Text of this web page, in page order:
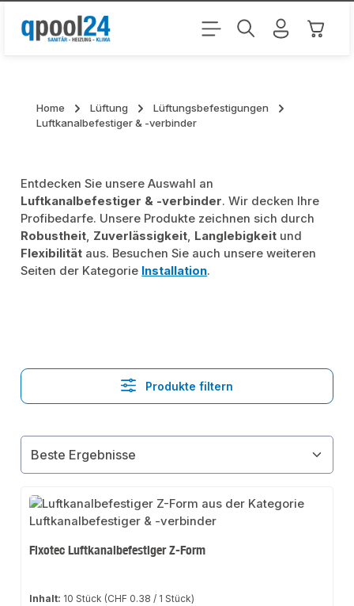
Zum Hauptinhalt springen
Home Lüftung
Lüftungsbefestigungen
Luftkanalbefestiger & -verbinder
Entdecken Sie unsere Auswahl an
Luftkanalbefestiger & -verbinder. Wir decken Ihre
Profibedarfe. Unsere Produkte zeichnen sich durch
Robustheit, Zuverlässigkeit, Langlebigkeit und
Flexibilität aus. Besuchen Sie auch unsere weiteren
Seiten der Kategorie Installation.
Produkte filtern
Fixotec Luftkanalbefestiger Z-Form
Inhalt: 10 Stück (CHF 0.38 / 1 Stück)